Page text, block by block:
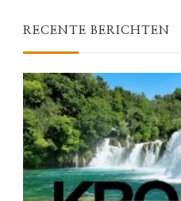
RECENTE BERICHTEN